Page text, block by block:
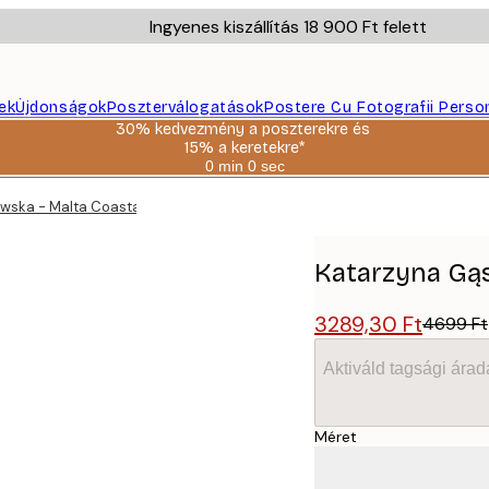
Ingyenes kiszállítás 18 900 Ft felett
ÚjdonságokPoszterválogatásokPostere Cu Fotografii
30% kedvezmény a poszterekre és
15% a keretekre*
0 min 0 sec
Érvényes:
- Malta Coastal City Poster
Katarzyna
3289,30 Ft4699 Ft
Aktiváld tagsági
Méret